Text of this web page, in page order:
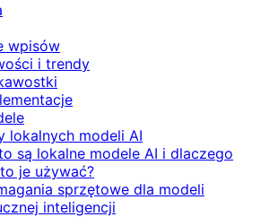
wpisów
i trendy
lokalnych modeli AI
są lokalne modele AI i dlaczego
je używać?
sprzętowe dla modeli
inteligencji